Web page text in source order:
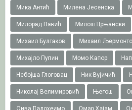
Мика Антић Милена Јесенска
Милорад Павић Милош Црњански
Михаил Булгаков Михаил
Михајло Пупин Момо Капор
Небојша Глоговац Ник Вујичић
Николај Велимировић Његош
Оива Палохеимо Омар Хајам